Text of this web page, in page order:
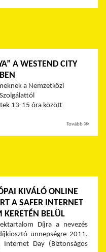
A WESTEND CITY
a Nemzetközi
13-15 óra között
Tovább ≫
KIVÁLÓ ONLINE
A SAFER INTERNET
BELÜL
Díjra a nevezés
ünnepségre 2011.
Day (Biztonságos